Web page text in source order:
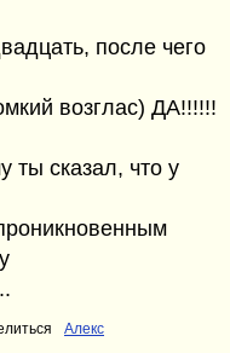
после чего
возглас) ДА!!!!!!
ты сказал, что у
Алекс